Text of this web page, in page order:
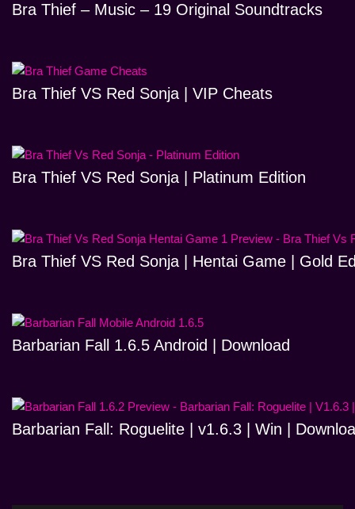
Bra Thief – Music – 19 Original Soundtracks
Bra Thief VS Red Sonja | VIP Cheats
Bra Thief VS Red Sonja | Platinum Edition
Bra Thief VS Red Sonja | Hentai Game | Gold
Barbarian Fall 1.6.5 Android | Download
Barbarian Fall: Roguelite | v1.6.3 | Win |